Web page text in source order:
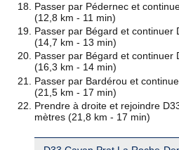
Passer par Pédernec et
(12,8 km - 11 min)
Passer par Bégard et continuer
(14,7 km - 13 min)
Passer par Bégard et continuer
(16,3 km - 14 min)
Passer par Bardérou et
(21,5 km - 17 min)
Prendre à droite et rejoindre
mètres (21,8 km - 17 min)